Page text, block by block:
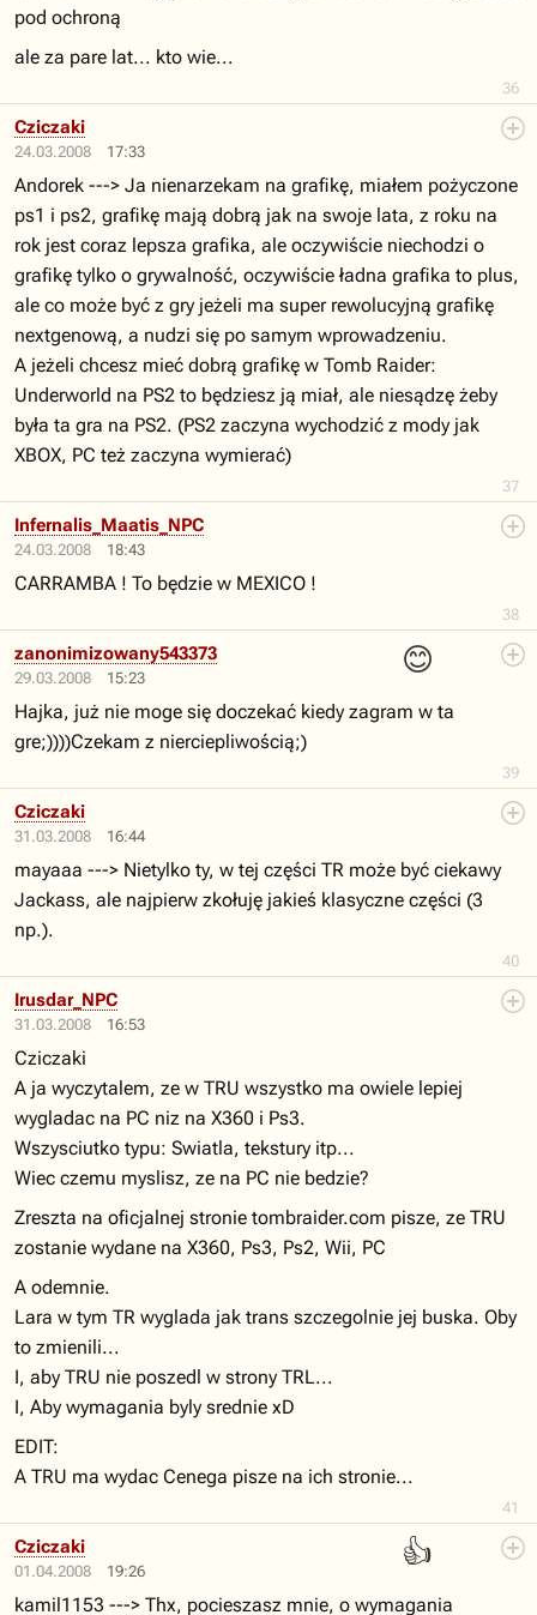
36
pod ochroną
ale za pare lat... kto wie...
24.03.2008 17:33
37
Cziczaki
Andorek ---> Ja nienarzekam na grafikę, miałem pożyczone
ps1 i ps2, grafikę mają dobrą jak na swoje lata, z roku na
rok jest coraz lepsza grafika, ale oczywiście niechodzi o
grafikę tylko o grywalność, oczywiście ładna grafika to plus,
ale co może być z gry jeżeli ma super rewolucyjną grafikę
nextgenową, a nudzi się po samym wprowadzeniu.
A jeżeli chcesz mieć dobrą grafikę w Tomb Raider:
Underworld na PS2 to będziesz ją miał, ale niesądzę żeby
była ta gra na PS2. (PS2 zaczyna wychodzić z mody jak
XBOX, PC też zaczyna wymierać)
24.03.2008 18:43
38
Infernalis_Maatis_NPC
CARRAMBA ! To będzie w MEXICO !
29.03.2008 15:23
😊
39
zanonimizowany543373
Hajka, już nie moge się doczekać kiedy zagram w ta
gre;))))Czekam z nierciepliwością;)
31.03.2008 16:44
40
Cziczaki
mayaaa ---> Nietylko ty, w tej części TR może być ciekawy
Jackass, ale najpierw zkołuję jakieś klasyczne części (3
np.).
31.03.2008 16:53
41
Irusdar_NPC
Cziczaki
A ja wyczytalem, ze w TRU wszystko ma owiele lepiej
wygladac na PC niz na X360 i Ps3.
Wszysciutko typu: Swiatla, tekstury itp...
Wiec czemu myslisz, ze na PC nie bedzie?
Zreszta na oficjalnej stronie tombraider.com pisze, ze TRU
zostanie wydane na X360, Ps3, Ps2, Wii, PC
A odemnie.
Lara w tym TR wyglada jak trans szczegolnie jej buska. Oby
to zmienili...
I, aby TRU nie poszedl w strony TRL...
I, Aby wymagania byly srednie xD
EDIT:
A TRU ma wydac Cenega pisze na ich stronie...
01.04.2008 19:26
👍
Cziczaki
kamil1153 ---> Thx, pocieszasz mnie, o wymagania